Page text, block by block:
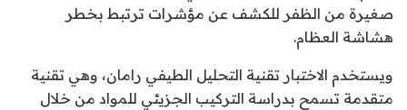
صغيرة من الظفر للكشف عن مؤشرات ترتبط بخطر
هشاشة العظام.
ويستخدم الاختبار تقنية التحليل الطيفي رامان، وهي تقنية
متقدمة تسمح بدراسة التركيب الجزيئي للمواد من خلال